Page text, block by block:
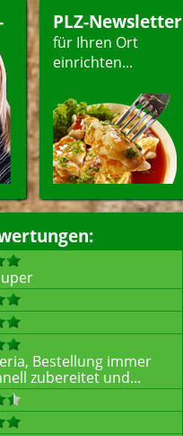
PLZ-Newsletter
für Ihren Ort
einrichten...
Bestellung immer
zubereitet und...